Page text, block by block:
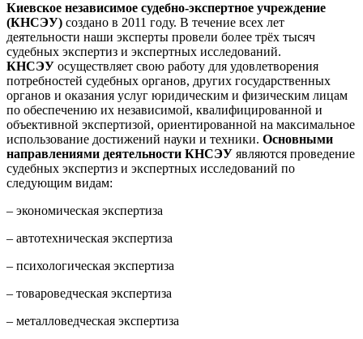
Киевское независимое судебно-экспертное учреждение
(КНСЭУ) создано в 2011 году. В течение всех лет
деятельности наши эксперты провели более трёх тысяч
судебных экспертиз и экспертных исследований.
КНСЭУ осуществляет свою работу для удовлетворения
потребностей судебных органов, других государственных
органов и оказания услуг юридическим и физическим лицам
по обеспечению их независимой, квалифицированной и
объективной экспертизой, ориентированной на максимальное
использование достижений науки и техники. Основными
направлениями деятельности КНСЭУ являются проведение
судебных экспертиз и экспертных исследований по
следующим видам:
– экономическая экспертиза
– автотехническая экспертиза
– психологическая экспертиза
– товароведческая экспертиза
– металловедческая экспертиза